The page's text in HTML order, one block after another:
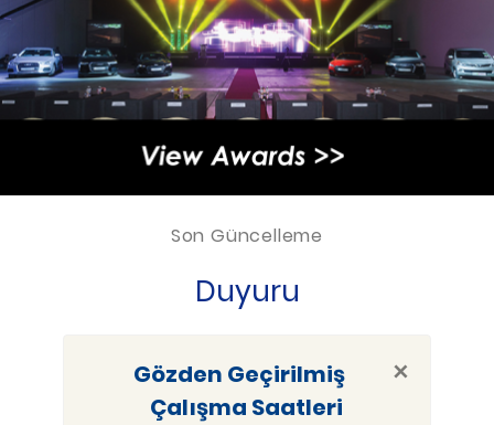
Son Güncelleme
Duyuru
×
Gözden Geçirilmiş
Çalışma Saatleri